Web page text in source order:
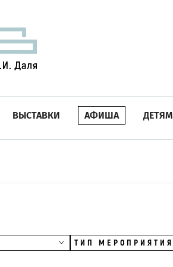
ВЫСТАВКИ АФИША ДЕТЯМ
ТИП МЕРОПРИЯТИЯ